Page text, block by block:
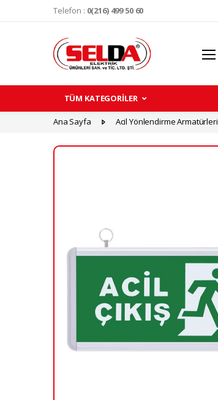
Telefon : 0(216) 499 50 60
TÜM KATEGORİLER
Ana Sayfa Acil Yönlendirme Armatürleri